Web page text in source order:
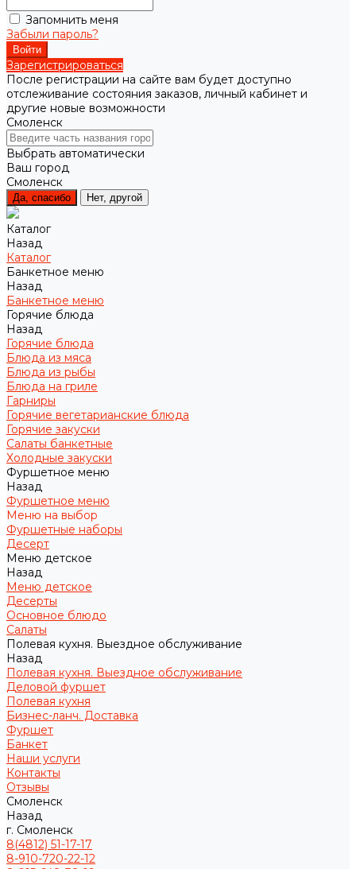
Запомнить меня
Забыли пароль?
Зарегистрироваться
После регистрации на сайте вам будет доступно
отслеживание состояния заказов, личный кабинет и
другие новые возможности
Смоленск
Выбрать автоматически
Ваш город
Смоленск
Да, спасибо Нет, другой
Каталог
Назад
Каталог
Банкетное меню
Назад
Банкетное меню
Горячие блюда
Назад
Горячие блюда
Блюда из мяса
Блюда из рыбы
Блюда на гриле
Гарниры
Горячие вегетарианские блюда
Горячие закуски
Салаты банкетные
Холодные закуски
Фуршетное меню
Назад
Фуршетное меню
Меню на выбор
Фуршетные наборы
Десерт
Меню детское
Назад
Меню детское
Десерты
Основное блюдо
Салаты
Полевая кухня. Выездное обслуживание
Назад
Полевая кухня. Выездное обслуживание
Деловой фуршет
Полевая кухня
Бизнес-ланч. Доставка
Фуршет
Банкет
Наши услуги
Контакты
Отзывы
Смоленск
Назад
г. Смоленск
8(4812) 51-17-17
8-910-720-22-12